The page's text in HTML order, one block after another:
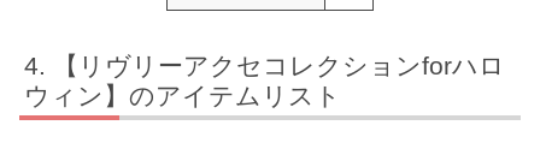
【リヴリーアクセコレクションforハロ
ウィン】のアイテムリスト